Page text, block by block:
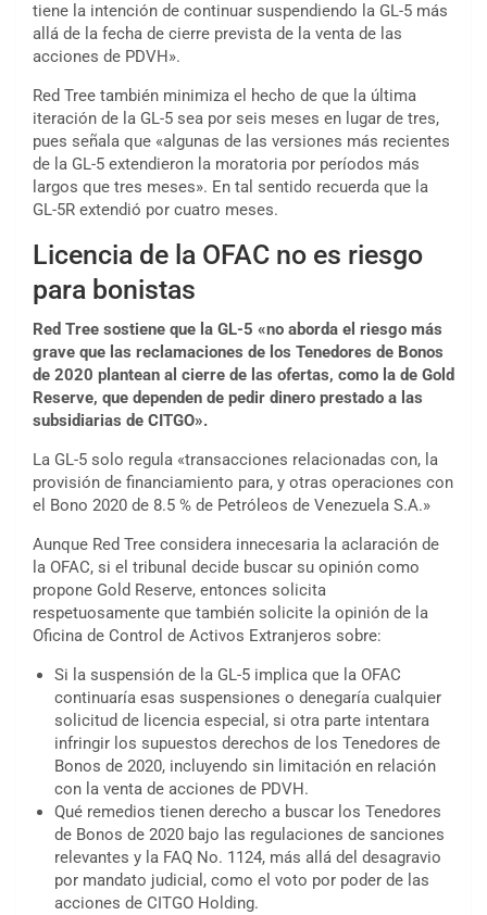
tiene la intención de continuar suspendiendo la GL-5 más
allá de la fecha de cierre prevista de la venta de las
acciones de PDVH».
Red Tree también minimiza el hecho de que la última
iteración de la GL-5 sea por seis meses en lugar de tres,
pues señala que «algunas de las versiones más recientes
de la GL-5 extendieron la moratoria por períodos más
largos que tres meses». En tal sentido recuerda que la
GL-5R extendió por cuatro meses.
Licencia de la OFAC no es riesgo
para bonistas
Red Tree sostiene que la GL-5 «no aborda el riesgo más
grave que las reclamaciones de los Tenedores de Bonos
de 2020 plantean al cierre de las ofertas, como la de Gold
Reserve, que dependen de pedir dinero prestado a las
subsidiarias de CITGO».
La GL-5 solo regula «transacciones relacionadas con, la
provisión de financiamiento para, y otras operaciones con
el Bono 2020 de 8.5 % de Petróleos de Venezuela S.A.»
Aunque Red Tree considera innecesaria la aclaración de
la OFAC, si el tribunal decide buscar su opinión como
propone Gold Reserve, entonces solicita
respetuosamente que también solicite la opinión de la
Oficina de Control de Activos Extranjeros sobre:
Si la suspensión de la GL-5 implica que la OFAC
continuaría esas suspensiones o denegaría cualquier
solicitud de licencia especial, si otra parte intentara
infringir los supuestos derechos de los Tenedores de
Bonos de 2020, incluyendo sin limitación en relación
con la venta de acciones de PDVH.
Qué remedios tienen derecho a buscar los Tenedores
de Bonos de 2020 bajo las regulaciones de sanciones
relevantes y la FAQ No. 1124, más allá del desagravio
por mandato judicial, como el voto por poder de las
acciones de CITGO Holding.